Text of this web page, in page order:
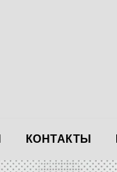
КОНТАКТЫ